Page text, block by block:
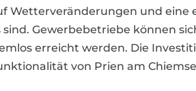
Wetterveränderungen und
Gewerbebetriebe können
erreicht werden. Die
von Prien am